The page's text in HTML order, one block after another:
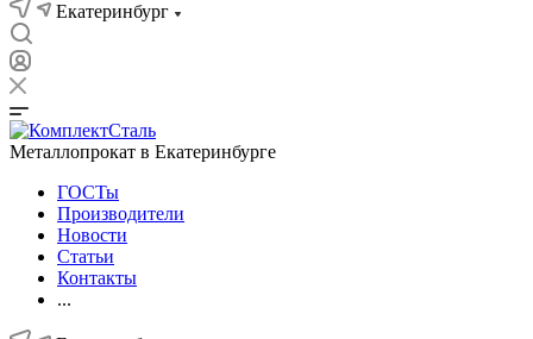
Екатеринбург
Металлопрокат в Екатеринбурге
ГОСТы
Производители
Новости
Статьи
Контакты
...